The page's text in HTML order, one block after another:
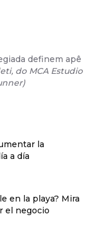
definem apê
do MCA Estudio
)
la
a día
en la playa? Mira
el negocio